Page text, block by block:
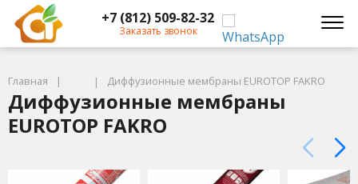
+7 (812) 509-82-32
Заказать звонок
Главная Диффузионные мембраны EUROTOP FAKRO
Диффузионные мембраны
EUROTOP FAKRO